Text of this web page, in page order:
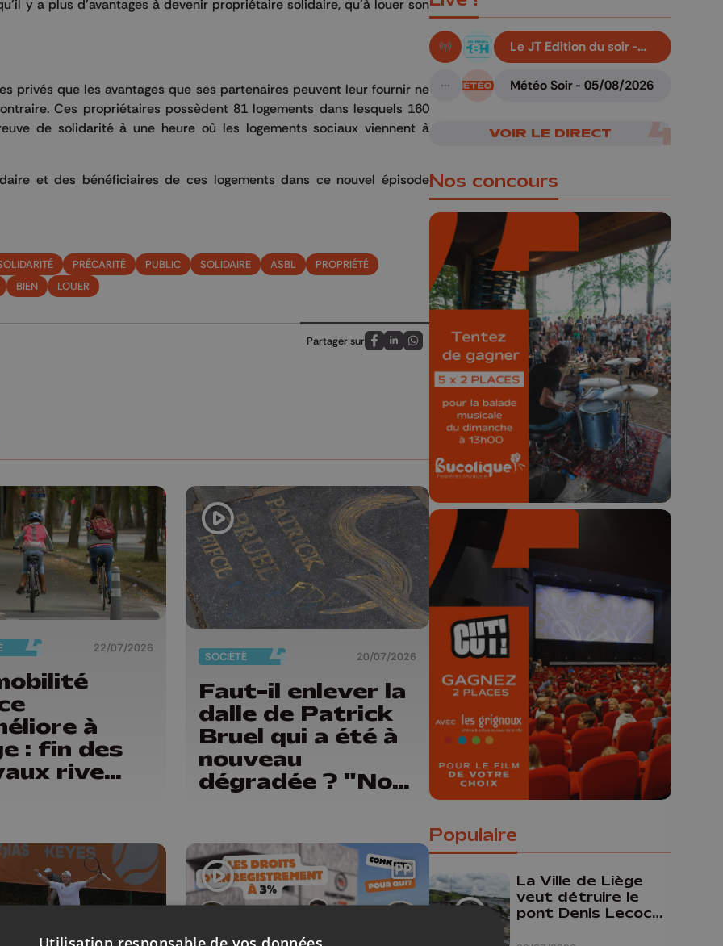
y a plus d'avantages à devenir propriétaire solidaire, qu'à louer son
privés que les avantages que ses partenaires peuvent leur fournir ne
Ces propriétaires possèdent 81 logements dans lesquels 160
de solidarité à une heure où les logements sociaux viennent à
et des bénéficiaires de ces logements dans ce nouvel épisode
PRÉCARITÉ PUBLIC SOLIDAIRE ASBL
PROPRIÉTÉ
BIEN LOUER
Partager sur
Partagez sur FaceBook
Partagez sur LinkedIn
Partagez sur Whatsapp
22/07/2026
à
: fin des
rive
et
SOCIÉTÉ 20/07/2026
Faut-il enlever la
dalle de Patrick
Bruel qui a été à
nouveau
dégradée ? "Nos
En live!
Le JT Edition du soir -
A suivre
Météo Soir - 05/08/2026
VOIR LE DIRECT
Nos concours
🎁 Gagnez 5x2
places pour le
Bucolique Ferrières
Festival 🌿🎶
Concours valable jusqu'au 9 août,
23h59.
🎬 Concours CUT x
Les Grignoux ✨
Concours permanent - 2 places à
gagner chaque semaine !
Populaire
La Ville de Liège
veut détruire le
pont Denis Lecocq
Utilisation responsable de vos données